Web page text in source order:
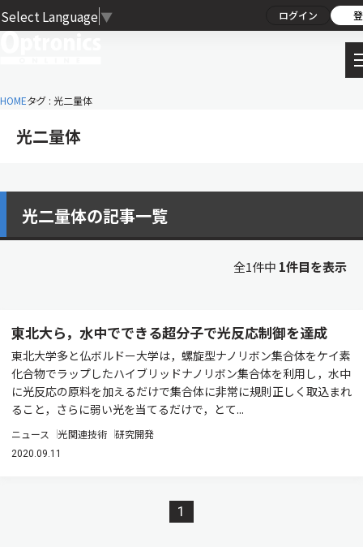
Select Language ▼ ログイン
HOMEタグ : 光二量体
光二量体
光二量体の記事一覧
全1件中 1件目を表示
東北大ら，水中でできる超分子で光反応制御を達成
東北大学多と仏ボルドー大学は，螺旋型ナノリボン集合体をケイ素
化合物でラップしたハイブリッドナノリボン集合体を利用し，水中
に光反応の原料を加えるだけで集合体に非常に規則正しく取込まれ
ること，さらに弱い光を当てるだけで，とて...
ニュース 光関連技術 研究開発
2020.09.11
1